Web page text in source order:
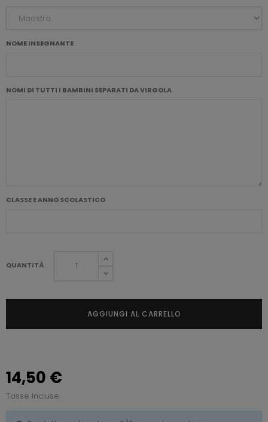
NOME INSEGNANTE
NOMI DI TUTTI I BAMBINI SEPARATI DA VIRGOLA
CLASSE E ANNO SCOLASTICO
QUANTITÀ
AGGIUNGI AL CARRELLO
14,50 €
Tasse incluse